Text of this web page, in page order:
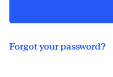
Forgot your password?